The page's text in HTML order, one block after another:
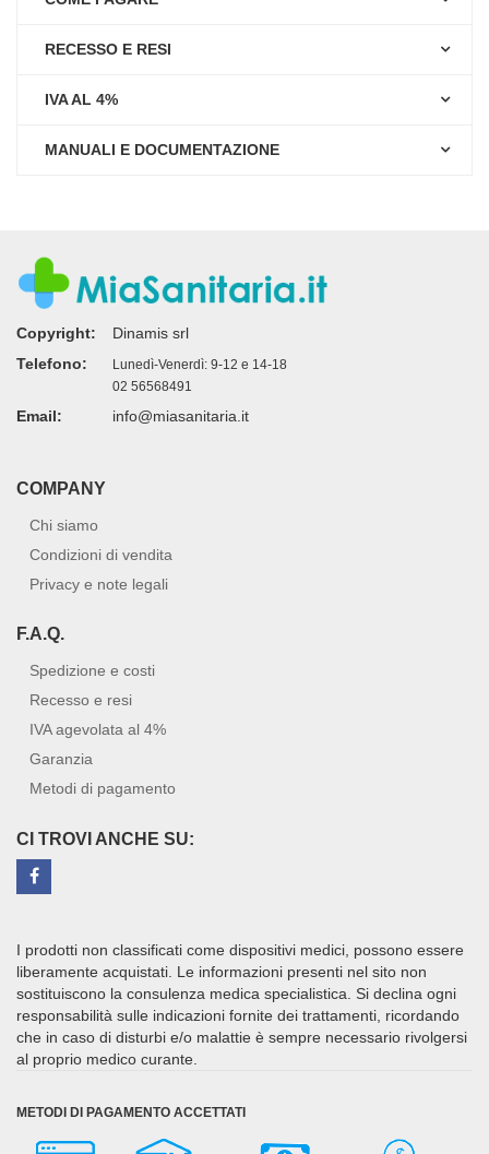
RECESSO E RESI
IVA AL 4%
MANUALI E DOCUMENTAZIONE
Copyright:
Dinamis srl
Telefono:
Lunedì-Venerdì: 9-12 e 14-18
02 56568491
Email: info@miasanitaria.it
COMPANY
Chi siamo
Condizioni di vendita
Privacy e note legali
F.A.Q.
Spedizione e costi
Recesso e resi
IVA agevolata al 4%
Garanzia
Metodi di pagamento
CI TROVI ANCHE SU:
I prodotti non classificati come dispositivi medici, possono essere
liberamente acquistati. Le informazioni presenti nel sito non
sostituiscono la consulenza medica specialistica. Si declina ogni
responsabilità sulle indicazioni fornite dei trattamenti, ricordando
che in caso di disturbi e/o malattie è sempre necessario rivolgersi
al proprio medico curante.
METODI DI PAGAMENTO ACCETTATI